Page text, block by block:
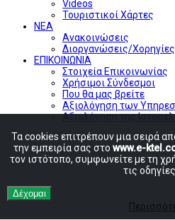
Videos
Τουριστικοί Χάρτες
ΝΕΑ
Ανακοινώσεις
Διοργανώσεις/Χορηγίες
ΕΠΙΚΟΙΝΩΝΙΑ
Στοιχεία Επικοινωνίας
Χρήσιμοι Σύνδεσμοι
Που θα μας βρείτε
Αξιολόγηση των
Αξιολόγηση της
Τα cookies επιτρέπουν μια σειρά
την εμπειρία σας στο www.e-
τον ιστότοπο, συμφωνείτε με τη
τις
Δέχομαι